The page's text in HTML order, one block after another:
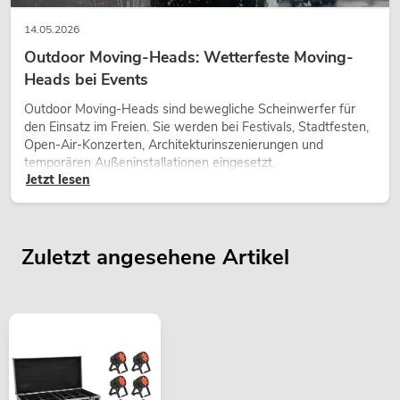
14.05.2026
Outdoor Moving-Heads: Wetterfeste Moving-
Heads bei Events
Outdoor Moving-Heads sind bewegliche Scheinwerfer für
den Einsatz im Freien. Sie werden bei Festivals, Stadtfesten,
Open-Air-Konzerten, Architekturinszenierungen und
temporären Außeninstallationen eingesetzt.
Jetzt lesen
Zuletzt angesehene Artikel